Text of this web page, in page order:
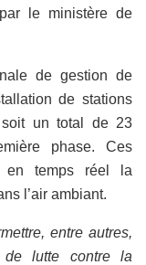
le ministère de
de gestion de
de stations
un total de 23
phase. Ces
en temps réel la
l’air ambiant.
entre autres,
de lutte contre la